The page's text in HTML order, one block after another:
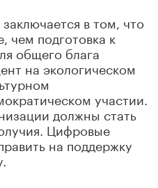
в том, что
чем подготовка к
общего блага
на экологическом
участии.
должны стать
Цифровые
на поддержку